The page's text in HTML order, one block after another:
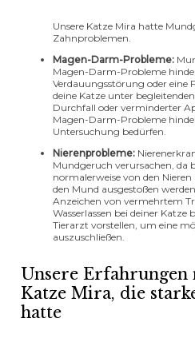
Unsere Katze Mira hatte
Zahnproblemen.
Magen-Darm-Probleme:
Magen-Darm-Probleme
Verdauungsstörung oder eine
deine Katze unter
Durchfall oder verminderter
Magen-Darm-Probleme
Untersuchung bedürfen.
Nierenprobleme:
Mundgeruch verursachen, da
normalerweise von den
den Mund ausgestoßen
Anzeichen von vermehrtem
Wasserlassen bei deiner Katze
Tierarzt vorstellen, um eine
auszuschließen.
Unsere
Katze Mira, die
hatte